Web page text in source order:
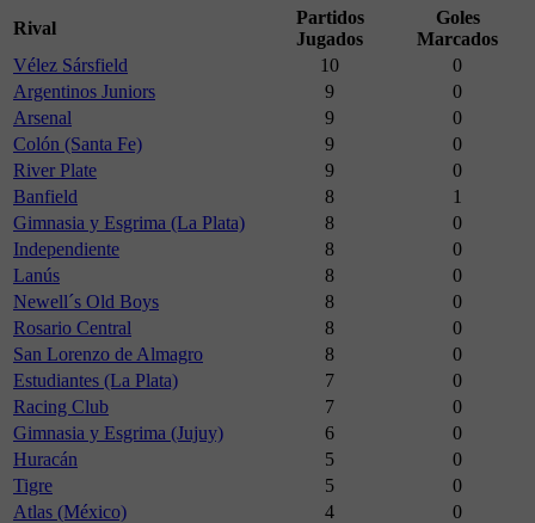
Rival
Partidos
Jugados
Goles
Marcados
Vélez Sársfield
10
0
Argentinos Juniors
9
0
Arsenal
9
0
Colón (Santa Fe)
9
0
River Plate
9
0
Banfield
8
1
Gimnasia y Esgrima (La Plata)
8
0
Independiente
8
0
Lanús
8
0
Newell´s Old Boys
8
0
Rosario Central
8
0
San Lorenzo de Almagro
8
0
Estudiantes (La Plata)
7
0
Racing Club
7
0
Gimnasia y Esgrima (Jujuy)
6
0
Huracán
5
0
Tigre
5
0
Atlas (México)
4
0